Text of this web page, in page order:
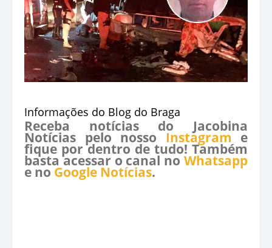
Informações do Blog do Braga
Receba notícias do Jacobina
Notícias pelo nosso Instagram e
fique por dentro de tudo! Também
basta acessar o canal no Whatsapp
e no Google Notícias.